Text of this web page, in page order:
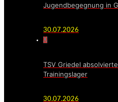
Jugendbegegnung in
30.07.2026
0
TSV Griedel
Trainingslager
30.07.2026